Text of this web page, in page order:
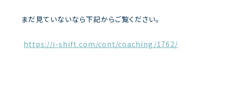
まだ見ていないなら下記からご覧ください。
https://i-shift.com/cont/coaching/1762/